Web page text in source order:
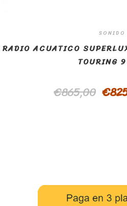
SONIDO
RADIO ACUATICO
TOURING
€865,00 €